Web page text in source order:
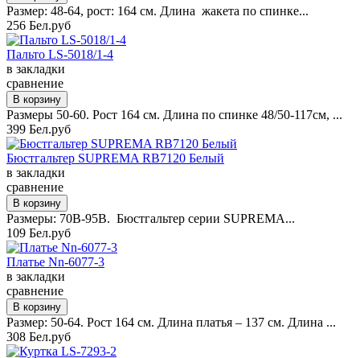
Размер: 48-64, рост: 164 см. Длина жакета по спинке...
256 Бел.руб
Пальто LS-5018/1-4
в закладки
сравнение
Размеры 50-60. Рост 164 см. Длина по спинке 48/50-117см, ...
399 Бел.руб
Бюстгальтер SUPREMA RB7120 Белый
в закладки
сравнение
Размеры: 70B-95B. Бюстгальтер серии SUPREMA...
109 Бел.руб
Платье Nn-6077-3
в закладки
сравнение
Размер: 50-64. Рост 164 см. Длина платья – 137 см. Длина ...
308 Бел.руб